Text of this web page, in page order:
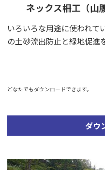
ネックス柵工（山
いろいろな用途に使われて
の土砂流出防止と緑地促進
どなたでもダウンロードできます。
ダウ